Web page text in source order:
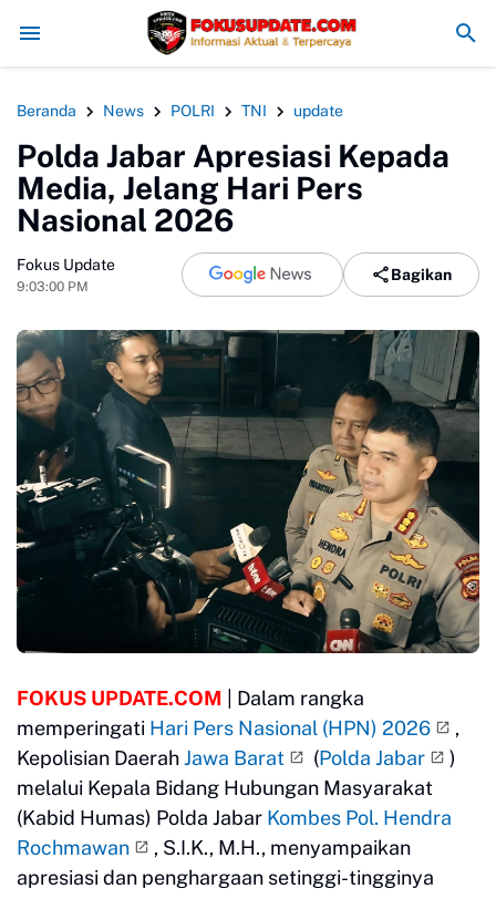
Redam Konflik, Kapolres Bogor Minta PT PMC Tunda Aktivitas di
Beranda News POLRI TNI update
Polda Jabar Apresiasi Kepada
Media, Jelang Hari Pers
Nasional 2026
Fokus Update
9:03:00 PM
Bagikan
FOKUS UPDATE.COM | Dalam rangka
memperingati Hari Pers Nasional (HPN) 2026
,
Kepolisian DaerahJawa Barat (Polda Jabar
)
melalui Kepala Bidang Hubungan Masyarakat
(Kabid Humas) Polda Jabar Kombes Pol. Hendra
Rochmawan
, S.I.K., M.H., menyampaikan
apresiasi dan penghargaan setinggi-tingginya